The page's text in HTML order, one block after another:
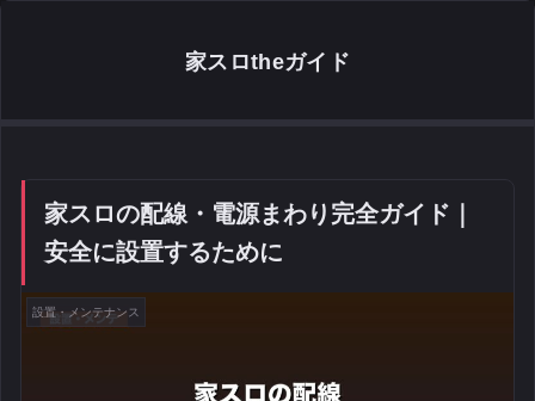
家スロtheガイド
家スロの配線・電源まわり完全ガイド｜
安全に設置するために
設置・メンテナンス